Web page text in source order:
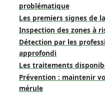
problématique
Les premiers signes de
Inspection des zones à
Détection par les
approfondi
Les traitements
Prévention : maintenir
mérule